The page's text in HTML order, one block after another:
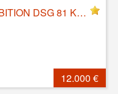
SKODA Octavia 1.6TDI CR AMBITION DSG 81 KW (110 CV), Diesel, Secuencial, 163593 Km, 2017
12.000 €